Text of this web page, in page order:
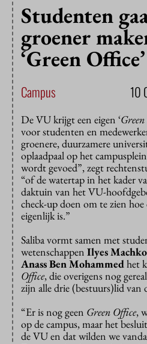
Studenten
groener
‘Green Office’
Campus 10
De VU krijgt een eigen ‘
voor studenten en
groenere, duurzamere
oplaadpaal op het
wordt gevoed”, zegt
“of de watertap in het kader
daktuin van het VU-
check-up doen om te zien
eigenlijk is.”
Saliba vormt samen met
wetenschappen Ilyes
Anass Ben Mohammedhet
Office, die overigens nog
zijn alle drie (bestuurs)lid van
“Er is nog geen Green Office,
op de campus, maar het
de VU en dat wilden we